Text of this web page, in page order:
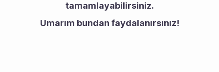
tamamlayabilirsiniz.
Umarım bundan faydalanırsınız!